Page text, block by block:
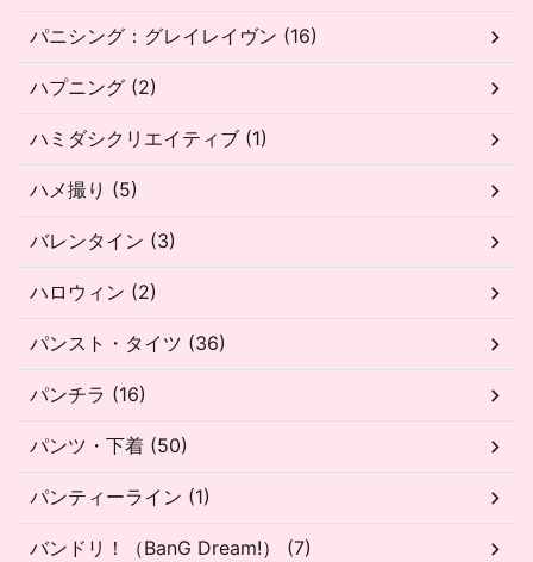
パニシング：グレイレイヴン (16)
ハプニング (2)
ハミダシクリエイティブ (1)
ハメ撮り (5)
バレンタイン (3)
ハロウィン (2)
パンスト・タイツ (36)
パンチラ (16)
パンツ・下着 (50)
パンティーライン (1)
バンドリ！（BanG Dream!） (7)